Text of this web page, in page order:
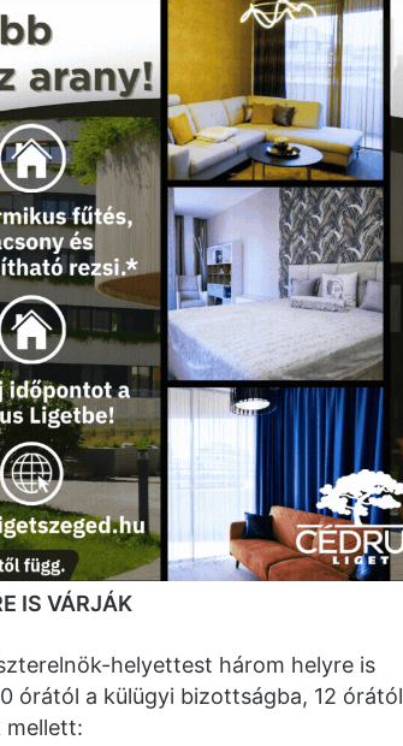
IS VÁRJÁK
helyettest három helyre is
órától a külügyi bizottságba, 12 órától
mellett: